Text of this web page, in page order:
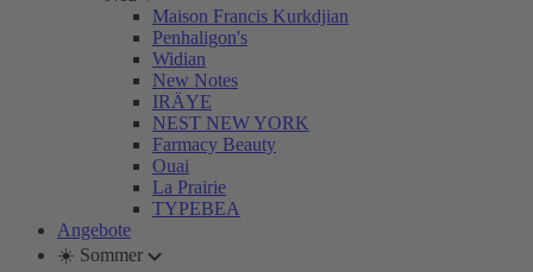
Maison Francis Kurkdjian
Penhaligon's
Widian
New Notes
IRÄYE
NEST NEW YORK
Farmacy Beauty
Ouai
La Prairie
TYPEBEA
Angebote
☀️ Sommer